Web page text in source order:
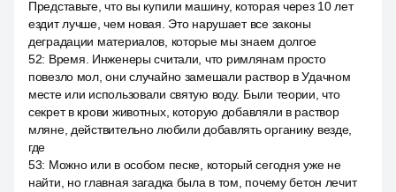
Представьте, что вы купили машину, которая через 10 лет
ездит лучше, чем новая. Это нарушает все законы
деградации материалов, которые мы знаем долгое
52: Время. Инженеры считали, что римлянам просто
повезло мол, они случайно замешали раствор в Удачном
месте или использовали святую воду. Были теории, что
секрет в крови животных, которую добавляли в раствор
мляне, действительно любили добавлять органику везде,
где
53: Можно или в особом песке, который сегодня уже не
найти, но главная загадка была в том, почему бетон лечит